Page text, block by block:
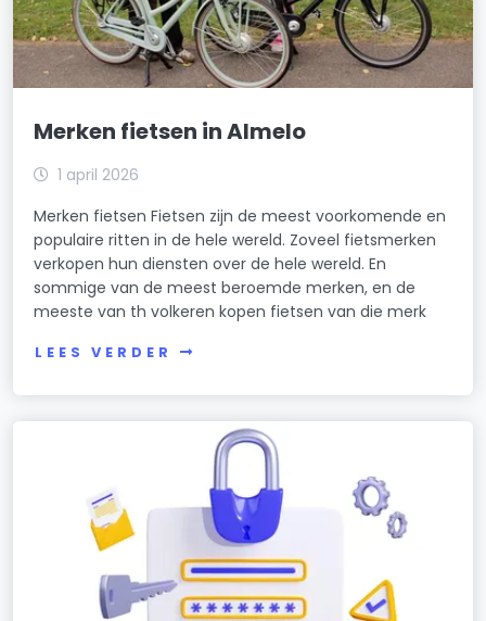
Merken fietsen in Almelo
1 april 2026
Merken fietsen Fietsen zijn de meest voorkomende en
populaire ritten in de hele wereld. Zoveel fietsmerken
verkopen hun diensten over de hele wereld. En
sommige van de meest beroemde merken, en de
meeste van th volkeren kopen fietsen van die merk
LEES VERDER